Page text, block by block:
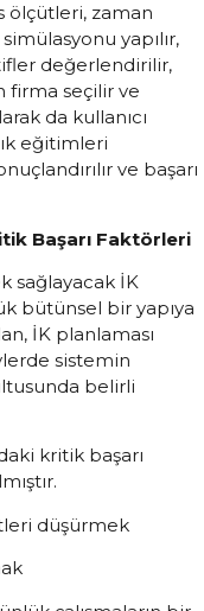
ölçütleri, zaman
yapılır,
değerlendirilir,
firma seçilir ve
da kullanıcı
eğitimleri
ve başarı
Başarı Faktörleri
sağlayacak İK
bütünsel bir yapıya
İK planlaması
sistemin
belirli
kritik başarı
düşürmek